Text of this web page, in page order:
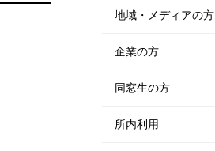
地域・メディアの方
企業の方
同窓生の方
所内利用